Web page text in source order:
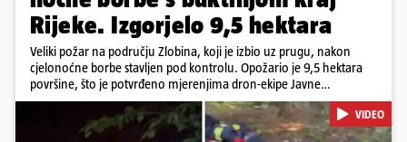
Rijeke. Izgorjelo 9,5 hektara
Veliki požar na području Zlobina, koji je izbio uz prugu, nakon
cjelonoćne borbe stavljen pod kontrolu. Opožario je 9,5 hektara
površine, što je potvrđeno mjerenjima dron-ekipe Javne
vatrogasne postrojbe grada Rijeke. Vatru je gasilo 55 ljudi sa 17
vozila te više DVD-ova i JVP Rijeka. Situacija je i dalje ozbiljna zbog
jakog vjetra koji povećava opasnost od razbuktavanja. Zato ostaju i
VIDEO